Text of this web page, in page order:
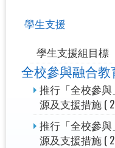
學生支援
學生支援組目標
全校參與融合教
推行「全校參
源及支援措施 (
推行「全校參
源及支援措施 (